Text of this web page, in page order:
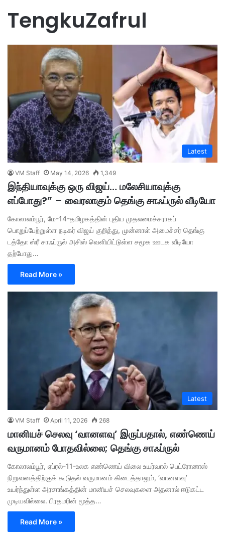
TengkuZafrul
Latest
VM Staff May 14, 2026 1,349
இந்தியாவுக்கு ஒரு விஜய்… மலேசியாவுக்கு
எப்போது?” – வைரலாகும் தெங்கு சாஃப்ருல் வீடியோ
கோலாலம்பூர், மே-14-தமிழகத்தின் புதிய முதலமைச்சராகப்
பொறுப்பேற்றுள்ள நடிகர் விஜய் குறித்து, முன்னாள் அமைச்சர் தெங்கு
டத்தோ ஸ்ரீ சாஃப்ருல் அசிஸ் வெளியிட்டுள்ள சமூக ஊடக வீடியோ
தற்போது…
Read More »
Latest
VM Staff April 11, 2026 268
மானியச் செலவு ‘வானளவு’ இருப்பதால், எண்ணெய்
வருமானம் போதவில்லை; தெங்கு சாஃப்ருல்
கோலாலம்பூர், ஏப்ரல்-11-உலக எண்ணெய் விலை உயர்வால் பெட்ரோனாஸ்
நிறுவனத்திற்குக் கூடுதல் வருமானம் கிடைத்தாலும், ‘வானளவு’
உயர்ந்துள்ள அரசாங்கத்தின் மானியச் செலவுகளை அதனால் ஈடுகட்ட
முடியவில்லை. பிரதமரின் மூத்த…
Read More »